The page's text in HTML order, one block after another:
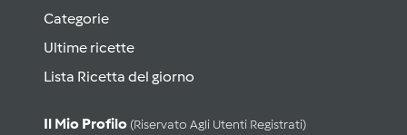
Categorie
Ultime ricette
Lista Ricetta del giorno
Il Mio Profilo (riservato Agli Utenti Registrati)